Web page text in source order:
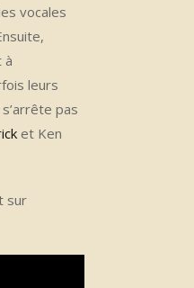
vocales
à
leurs
pas
et Ken
sur